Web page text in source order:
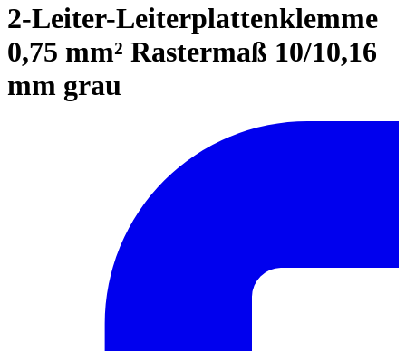
2-Leiter-Leiterplattenklemme
0,75 mm² Rastermaß 10/10,16
mm grau